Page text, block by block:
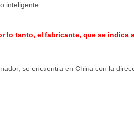
inteligente.
lo tanto, el fabricante, que se
se encuentra en China con la